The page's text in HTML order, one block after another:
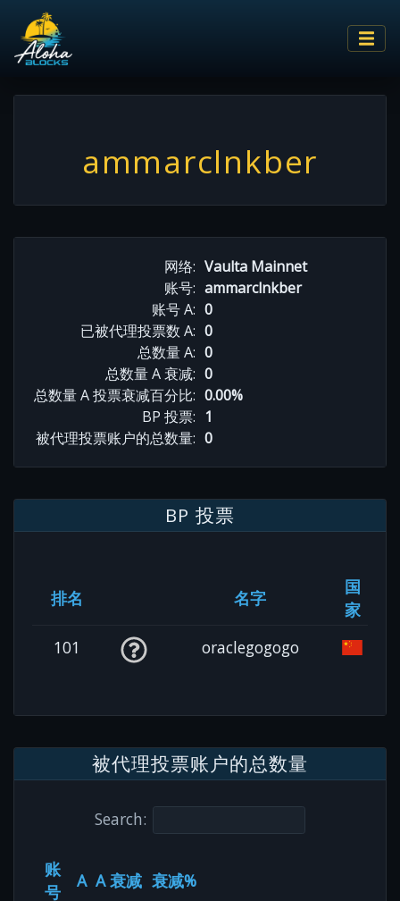
ammarclnkber
网络: Vaulta Mainnet
账号: ammarclnkber
账号 A: 0
已被代理投票数 A: 0
总数量 A: 0
总数量 A 衰减: 0
总数量 A 投票衰减百分比: 0.00%
BP 投票: 1
被代理投票账户的总数量: 0
BP 投票
排名 名字
国
家
101
oraclegogogo
被代理投票账户的总数量
Search:
账
号
A A 衰减 衰减%